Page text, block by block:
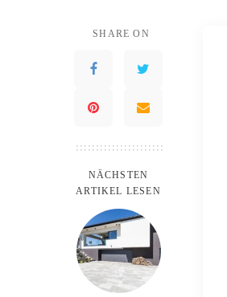
SHARE ON
NÄCHSTEN
ARTIKEL LESEN